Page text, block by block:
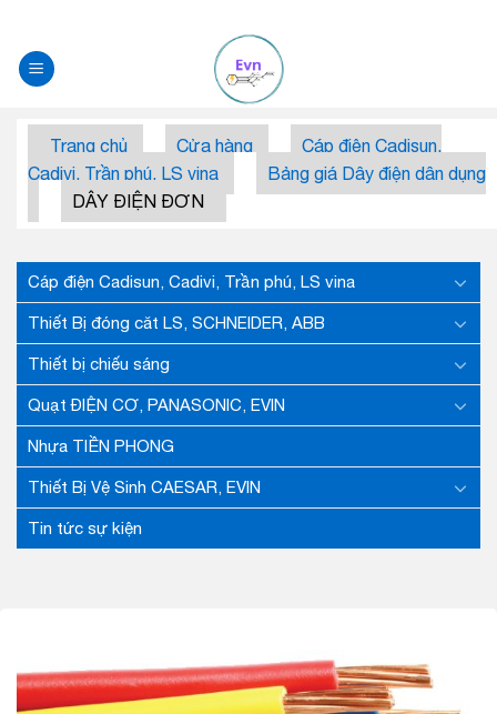
Trang chủ Cửa hàng
Cáp điện Cadisun,
Cadivi, Trần phú, LS vina
Bảng giá Dây điện dân dụng
DÂY ĐIỆN ĐƠN
Cáp điện Cadisun, Cadivi, Trần phú, LS vina
Thiết Bị đóng căt LS, SCHNEIDER, ABB
Thiết bị chiếu sáng
Quạt ĐIỆN CƠ, PANASONIC, EVIN
Nhựa TIỀN PHONG
Thiết Bị Vệ Sinh CAESAR, EVIN
Tin tức sự kiện